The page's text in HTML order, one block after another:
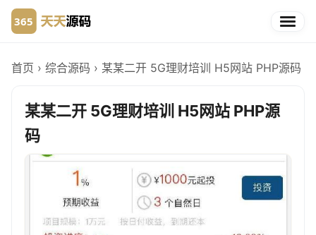
首页 › 综合源码 › 某某二开 5G理财培训 H5网站 PHP源码
某某二开 5G理财培训 H5网站 PHP源
码